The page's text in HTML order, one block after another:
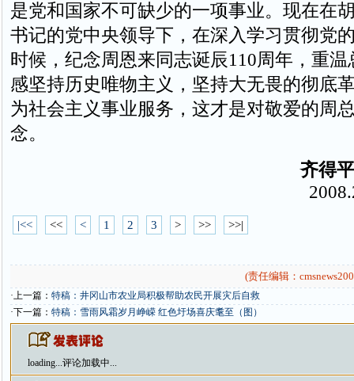
是党和国家不可缺少的一项事业。现在在
书记的党中央领导下，在深入学习贯彻党
时候，纪念周恩来同志诞辰110周年，重
感坚持历史唯物主义，坚持大无畏的彻底
为社会主义事业服务，这才是对敬爱的周
念。
齐得平
|<< << < 1 2 3 > >> >>|
(责任编辑：
·上一篇： 特稿：井冈山市农业局积极帮助农民开展灾后自救
·下一篇： 特稿：雪雨风霜岁月峥嵘 红色圩场喜庆耄至（图）
loading...评论加载中...